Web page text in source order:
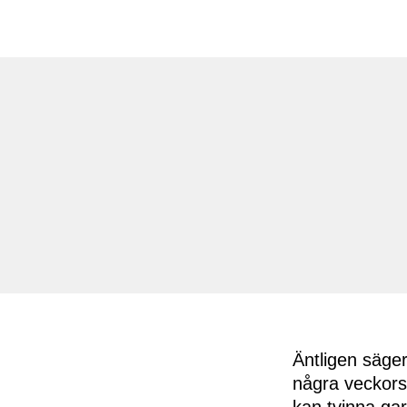
Äntligen
några